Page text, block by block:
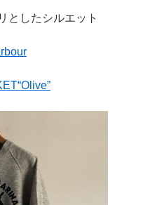
としたシルエット